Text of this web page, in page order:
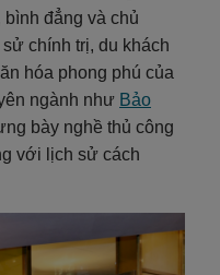
bình đẳng và chủ
chính trị, du khách
hóa phong phú của
ngành như Bảo
bày nghề thủ công
với lịch sử cách